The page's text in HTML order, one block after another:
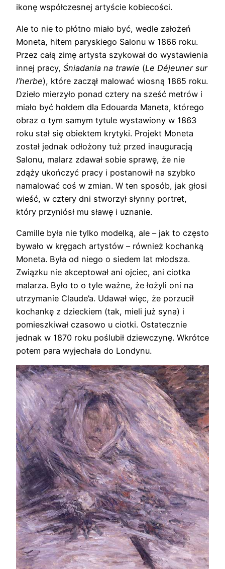
ikonę współczesnej artyście kobiecości.
Ale to nie to płótno miało być, wedle założeń
Moneta, hitem paryskiego Salonu w 1866 roku.
Przez całą zimę artysta szykował do wystawienia
innej pracy, Śniadania na trawie (Le Déjeuner sur
l’herbe), które zaczął malować wiosną 1865 roku.
Dzieło mierzyło ponad cztery na sześć metrów i
miało być hołdem dla Edouarda Maneta, którego
obraz o tym samym tytule wystawiony w 1863
roku stał się obiektem krytyki. Projekt Moneta
został jednak odłożony tuż przed inauguracją
Salonu, malarz zdawał sobie sprawę, że nie
zdąży ukończyć pracy i postanowił na szybko
namalować coś w zmian. W ten sposób, jak głosi
wieść, w cztery dni stworzył słynny portret,
który przyniósł mu sławę i uznanie.
Camille była nie tylko modelką, ale – jak to często
bywało w kręgach artystów – również kochanką
Moneta. Była od niego o siedem lat młodsza.
Związku nie akceptował ani ojciec, ani ciotka
malarza. Było to o tyle ważne, że łożyli oni na
utrzymanie Claude’a. Udawał więc, że porzucił
kochankę z dzieckiem (tak, mieli już syna) i
pomieszkiwał czasowo u ciotki. Ostatecznie
jednak w 1870 roku poślubił dziewczynę. Wkrótce
potem para wyjechała do Londynu.